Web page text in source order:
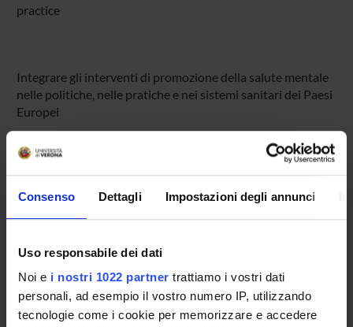
Consenso Dettagli Impostazioni degli annunci
Uso responsabile dei dati
Noi e i nostri 1022 partner trattiamo i vostri dati
personali, ad esempio il vostro numero IP, utilizzando
tecnologie come i cookie per memorizzare e accedere
practice
Integrare gli interventi di promozione della salute mentale
nelle politiche, nelle pratiche e nei sistemi sanitari dei Paesi
Europei
Commissione Europea
PARTECIPANTI AL PROGETTO
Mirella Ruggeri